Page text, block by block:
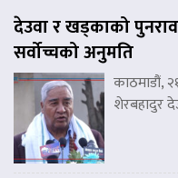
देउवा र खड्काको
सर्वोच्चको अनुमति
काठमाडौं,
शेरबहादुर